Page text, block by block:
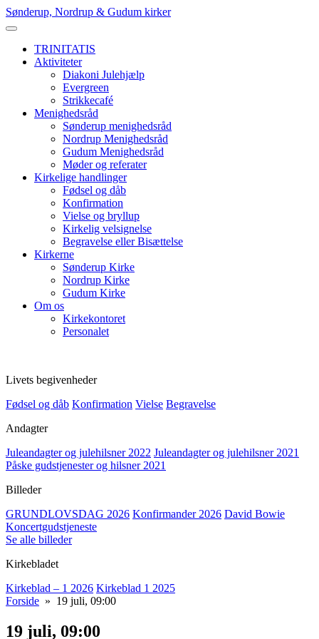
Skip
to
Sønderup, Nordrup & Gudum kirker
TRINITATIS
Aktiviteter
Diakoni Julehjælp
Evergreen
Strikkecafé
Menighedsråd
Sønderup menighedsråd
Nordrup Menighedsråd
Gudum Menighedsråd
Møder og referater
Kirkelige handlinger
Fødsel og dåb
Konfirmation
Vielse og bryllup
Kirkelig velsignelse
Begravelse eller Bisættelse
Kirkerne
Sønderup Kirke
Nordrup Kirke
Gudum Kirke
Om os
Kirkekontoret
Personalet
Livets begivenheder
Fødsel og dåb Konfirmation Vielse Begravelse
Andagter
Juleandagter og julehilsner 2022 Juleandagter og julehilsner 2021
Påske gudstjenester og hilsner 2021
Billeder
GRUNDLOVSDAG 2026 Konfirmander 2026 David Bowie
Koncertgudstjeneste
Se alle billeder
Kirkebladet
Kirkeblad – 1 2026 Kirkeblad 1 2025
Forside » 19 juli, 09:00
19 juli, 09:00